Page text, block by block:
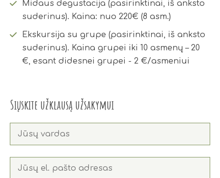
Midaus degustacija (pasirinktinai, iš anksto
suderinus). Kaina: nuo 220€ (8 asm.)
Ekskursija su grupe (pasirinktinai, iš anksto
suderinus). Kaina grupei iki 10 asmenų – 20
€, esant didesnei grupei - 2 €/asmeniui
Siųskite užklausą užsakymui